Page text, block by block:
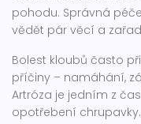
pohodu. Správná
vědět pár věcí a
Bolest kloubů často
příčiny – namáhání,
Artróza je jedním z
opotřebení